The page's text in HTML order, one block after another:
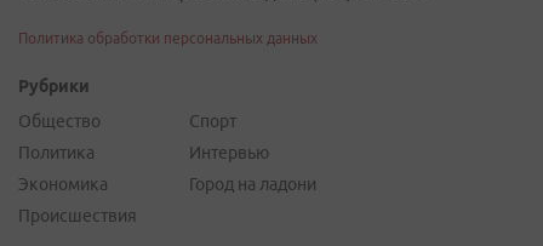
Политика обработки персональных данных
Рубрики
Общество
Политика
Экономика
Происшествия
Спорт
Интервью
Город на ладони